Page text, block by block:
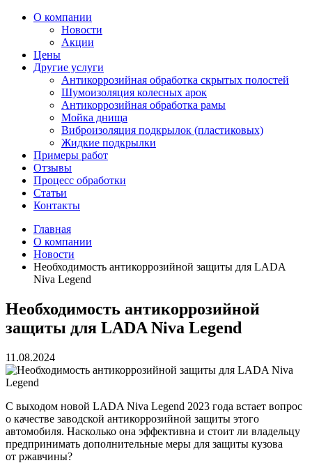
О компании
Новости
Акции
Цены
Другие услуги
Антикоррозийная обработка скрытых полостей
Шумоизоляция колесных арок
Антикоррозийная обработка рамы
Мойка днища
Виброизоляция подкрылок (пластиковых)
Жидкие подкрылки
Примеры работ
Отзывы
Процесс обработки
Статьи
Контакты
Главная
О компании
Новости
Необходимость антикоррозийной защиты для LADA
Niva Legend
Необходимость антикоррозийной
защиты для LADA Niva Legend
11.08.2024
С выходом новой LADA Niva Legend 2023 года встает вопрос
о качестве заводской антикоррозийной защиты этого
автомобиля. Насколько она эффективна и стоит ли владельцу
предпринимать дополнительные меры для защиты кузова
от ржавчины?